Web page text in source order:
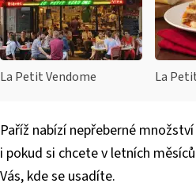
La Petit Vendome La
Paříž nabízí nepřeberné
i pokud si chcete v letních
Vás, kde se usadíte.